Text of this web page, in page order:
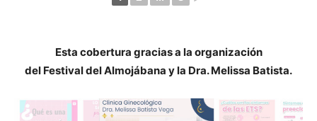
Esta cobertura gracias a la organización
del Festival del Almojábana y la Dra. Melissa Batista.